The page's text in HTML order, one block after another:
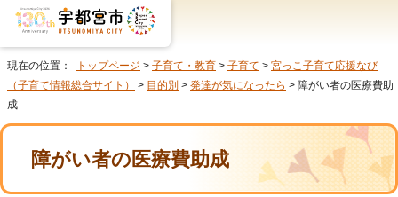
現在の位置： トップページ > 子育て・教育 > 子育て > 宮っこ子育て応援なび
（子育て情報総合サイト）
> 目的別 > 発達が気になったら > 障がい者の医療費助
成
障がい者の医療費助成